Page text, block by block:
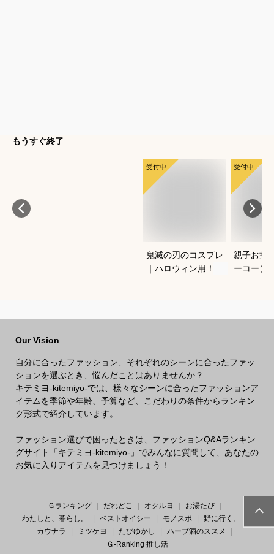
もうすぐ終了
受付中
鬼滅の刃のコスプレ
｜ハロウィン用！キ
受付中
親子お揃
ーコーデ
Our Vision
自分に合ったファッション、それぞれのシーンに合ったファッ
ションを選ぶとき、悩んだことはありませんか？
キテミヨ-kitemiyo-では、様々なシーンに合ったファッションア
イテムを季節や年齢、予算など、こだわりの条件からランキン
グ形式で紹介しています。
ファッション選びで困ったときは、ファッションQ&Aランキン
グサイト「キテミヨ-kitemiyo-」でみんなに質問して、あなたの
お気に入りアイテムを見つけましょう！
Ｇランキング だれどこ オクルヨ
お湯たび
わたしと、暮らし。
ベストオイシー モノスポ
野に行く。
カウナラ
ミツケヨ たびゆかし
ハーブ酒のススメ
Ｇ-Ranking 推し活